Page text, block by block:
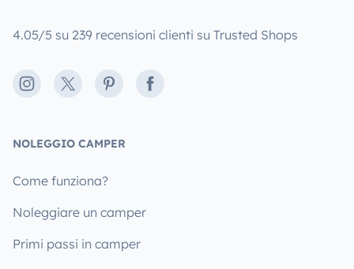
4.05/5 su 239 recensioni clienti su Trusted Shops
Instagram
X PinterestFacebook
NOLEGGIO CAMPER
Come funziona?
Noleggiare un camper
Primi passi in camper